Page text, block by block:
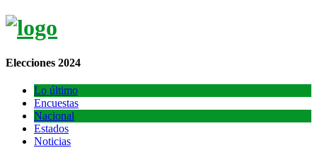
Elecciones 2024
Lo último
Encuestas
Nacional
Estados
Noticias